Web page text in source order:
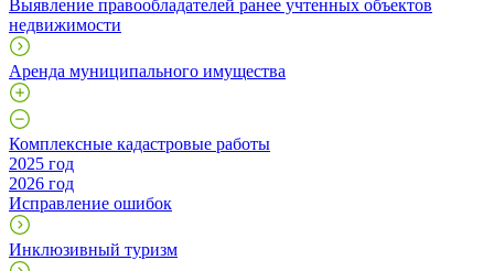
Выявление правообладателей ранее учтенных объектов
недвижимости
Аренда муниципального имущества
Комплексные кадастровые работы
2025 год
2026 год
Исправление ошибок
Инклюзивный туризм